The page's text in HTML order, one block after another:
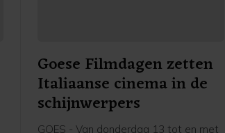
Goese Filmdagen zetten
Italiaanse cinema in de
schijnwerpers
GOES - Van donderdag 13 tot en met